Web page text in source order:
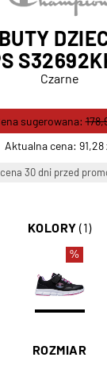
Czarne
Aktualna cena: 91,28
sugerowana:
30 dni przed
KOLORY (1)
%
ROZMIAR